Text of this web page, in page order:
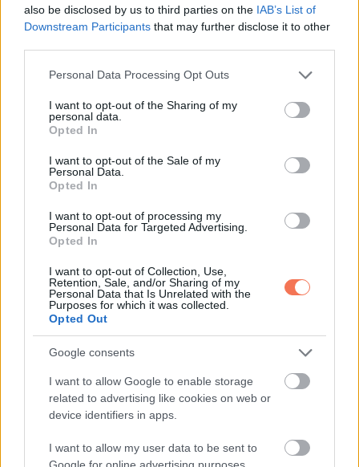
also be disclosed by us to third parties on the IAB’s List of
Downstream Participants that may further disclose it to other
Please note that this website/app uses one or more Google
not limited to your visit or usage behaviour. You may click to
grant or deny consent to Google and its third-party tags to
use your data for below specified purposes in below Google
consent section.
Personal Data Processing Opt Outs
I want to opt-out of the Sharing of my
personal data.
Opted In
I want to opt-out of the Sale of my
Personal Data.
Opted In
I want to opt-out of processing my
Personal Data for Targeted Advertising.
Opted In
I want to opt-out of Collection, Use,
Retention, Sale, and/or Sharing of my
Personal Data that Is Unrelated with the
Purposes for which it was collected.
Opted Out
Google consents
I want to allow Google to enable storage
related to advertising like cookies on web or
device identifiers in apps.
I want to allow my user data to be sent to
Google for online advertising purposes.
10. ”Ez egy festőkészlet volt, azt hiszem, elég jól sikerült.”